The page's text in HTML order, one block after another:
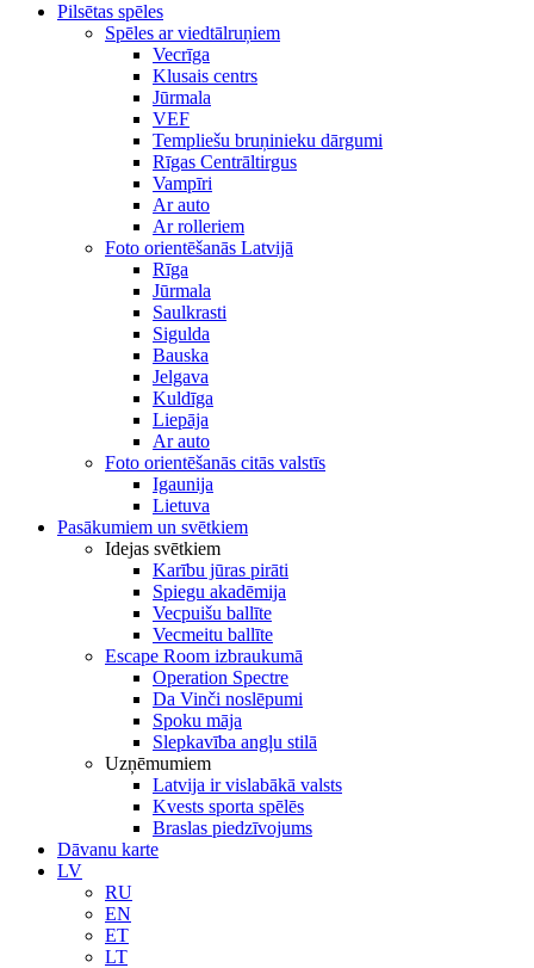
Pilsētas spēles
Spēles ar viedtālruņiem
Vecrīga
Klusais centrs
Jūrmala
VEF
Templiešu bruņinieku dārgumi
Rīgas Centrāltirgus
Vampīri
Ar auto
Ar rolleriem
Foto orientēšanās Latvijā
Rīga
Jūrmala
Saulkrasti
Sigulda
Bauska
Jelgava
Kuldīga
Liepāja
Ar auto
Foto orientēšanās citās valstīs
Igaunija
Lietuva
Pasākumiem un svētkiem
Idejas svētkiem
Karību jūras pirāti
Spiegu akadēmija
Vecpuišu ballīte
Vecmeitu ballīte
Escape Room izbraukumā
Operation Spectre
Da Vinči noslēpumi
Spoku māja
Slepkavība angļu stilā
Uzņēmumiem
Latvija ir vislabākā valsts
Kvests sporta spēlēs
Braslas piedzīvojums
Dāvanu karte
LV
RU
EN
ET
LT